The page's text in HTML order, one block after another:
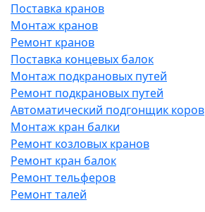
Поставка кранов
Монтаж кранов
Ремонт кранов
Поставка концевых балок
Монтаж подкрановых путей
Ремонт подкрановых путей
Автоматический подгонщик коров
Монтаж кран балки
Ремонт козловых кранов
Ремонт кран балок
Ремонт тельферов
Ремонт талей